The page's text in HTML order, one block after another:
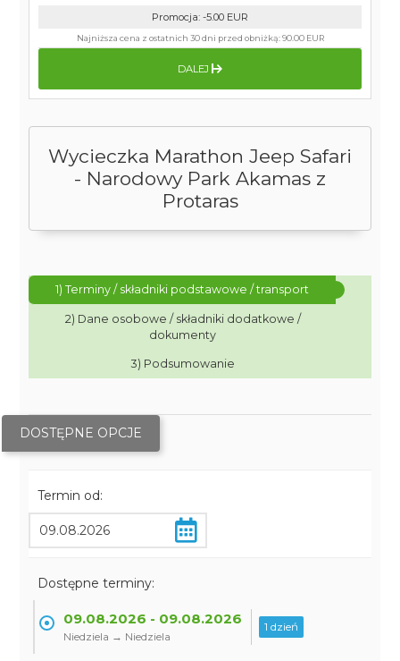
Wycieczka Marathon Jeep Safari
- Narodowy Park Akamas z
Protaras
1) Terminy / składniki podstawowe / transport
2) Dane osobowe / składniki dodatkowe /
dokumenty
3) Podsumowanie
DOSTĘPNE OPCJE
Termin od:
Dostępne terminy:
09.08.2026 - 09.08.2026
Niedziela → Niedziela
1 dzień
Promocja: -5.00 EUR
Najniższa cena z ostatnich 30 dni przed obniżką:90.00 EUR
DALEJ